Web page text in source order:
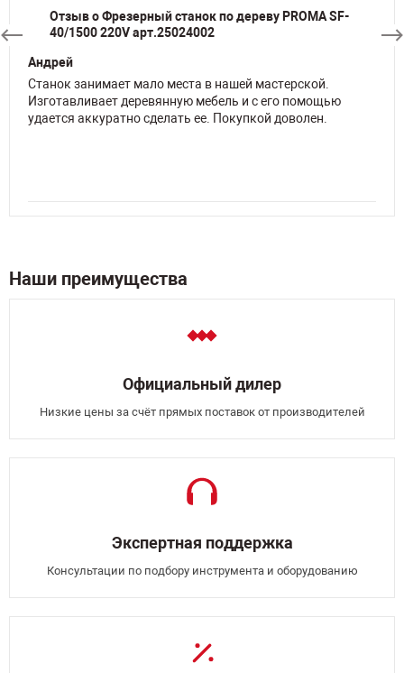
Отзыв о Фрезерный станок по дереву PROMA SF-
40/1500 220V арт.25024002
Андрей
Станок занимает мало места в нашей мастерской.
Изготавливает деревянную мебель и с его помощью
удается аккуратно сделать ее. Покупкой доволен.
Наши преимущества
Официальный дилер
Низкие цены за счёт прямых поставок от производителей
Экспертная поддержка
Консультации по подбору инструмента и оборудованию